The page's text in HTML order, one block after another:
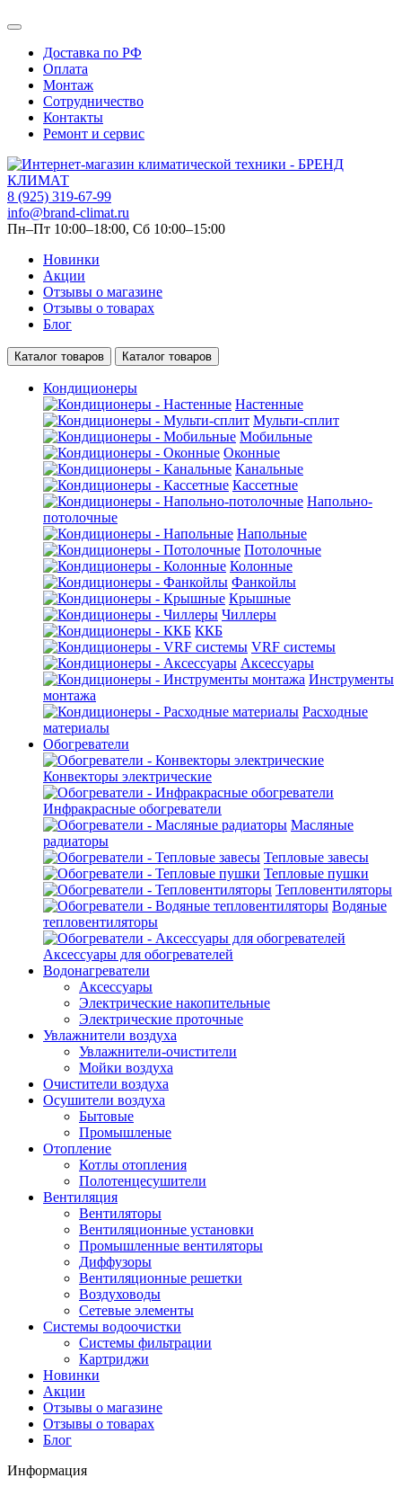
Доставка по РФ
Оплата
Монтаж
Сотрудничество
Контакты
Ремонт и сервис
8 (925) 319-67-99
info@brand-climat.ru
Пн–Пт 10:00–18:00, Сб 10:00–15:00
Новинки
Акции
Отзывы о магазине
Отзывы о товарах
Блог
Каталог товаров Каталог товаров
Кондиционеры
Настенные
Мульти-сплит
Мобильные
Оконные
Канальные
Кассетные
Напольно-
потолочные
Напольные
Потолочные
Колонные
Фанкойлы
Крышные
Чиллеры
ККБ
VRF системы
Аксессуары
Инструменты
монтажа
Расходные
материалы
Обогреватели
Конвекторы электрические
Инфракрасные обогреватели
Масляные
радиаторы
Тепловые завесы
Тепловые пушки
Тепловентиляторы
Водяные
тепловентиляторы
Аксессуары для обогревателей
Водонагреватели
Аксессуары
Электрические накопительные
Электрические проточные
Увлажнители воздуха
Увлажнители-очистители
Мойки воздуха
Очистители воздуха
Осушители воздуха
Бытовые
Промышленые
Отопление
Котлы отопления
Полотенцесушители
Вентиляция
Вентиляторы
Вентиляционные установки
Промышленные вентиляторы
Диффузоры
Вентиляционные решетки
Воздуховоды
Сетевые элементы
Системы водоочистки
Системы фильтрации
Картриджи
Новинки
Акции
Отзывы о магазине
Отзывы о товарах
Блог
Информация